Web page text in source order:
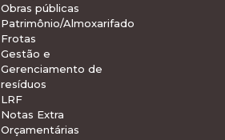
Obras públicas
Patrimônio/Almoxarifado
Frotas
Gestão e
Gerenciamento de
resíduos
LRF
Notas Extra
Orçamentárias